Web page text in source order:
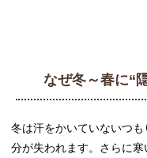
なぜ冬～春に“
冬は汗をかいていないつ
分が失われます。さらに